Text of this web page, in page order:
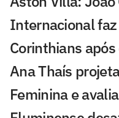
Internacional
Corinthians
Ana Thaís
Feminina e